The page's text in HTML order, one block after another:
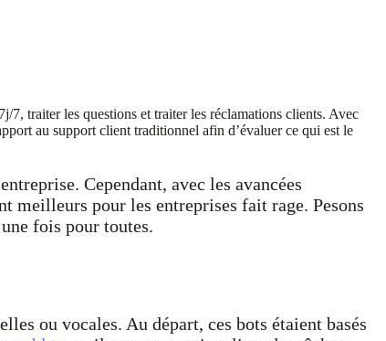
7, traiter les questions et traiter les réclamations clients. Avec
au support client traditionnel afin d’évaluer ce qui est le
Cependant, avec les avancées
meilleurs pour les entreprises fait rage. Pesons
fois pour toutes.
ou vocales. Au départ, ces bots étaient basés